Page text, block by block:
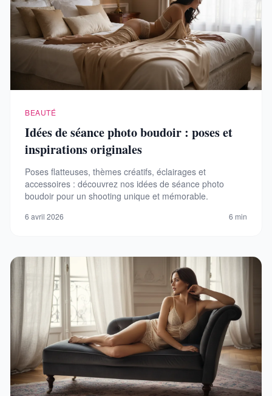
BEAUTÉ
Idées de séance photo boudoir : poses et
inspirations originales
Poses flatteuses, thèmes créatifs, éclairages et
accessoires : découvrez nos idées de séance photo
boudoir pour un shooting unique et mémorable.
6 avril 2026 6 min